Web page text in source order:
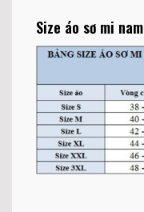
Size áo sơ mi nam